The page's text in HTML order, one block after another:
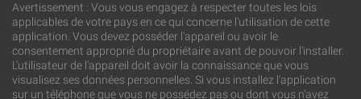
Avertissement : Vous vous engagez à respecter toutes les lois
applicables de votre pays en ce qui concerne l'utilisation de cette
application. Vous devez posséder l'appareil ou avoir le
consentement approprié du propriétaire avant de pouvoir l'installer.
L'utilisateur de l'appareil doit avoir la connaissance que vous
visualisez ses données personnelles. Si vous installez l'application
sur un téléphone que vous ne possédez pas ou dont vous n'avez